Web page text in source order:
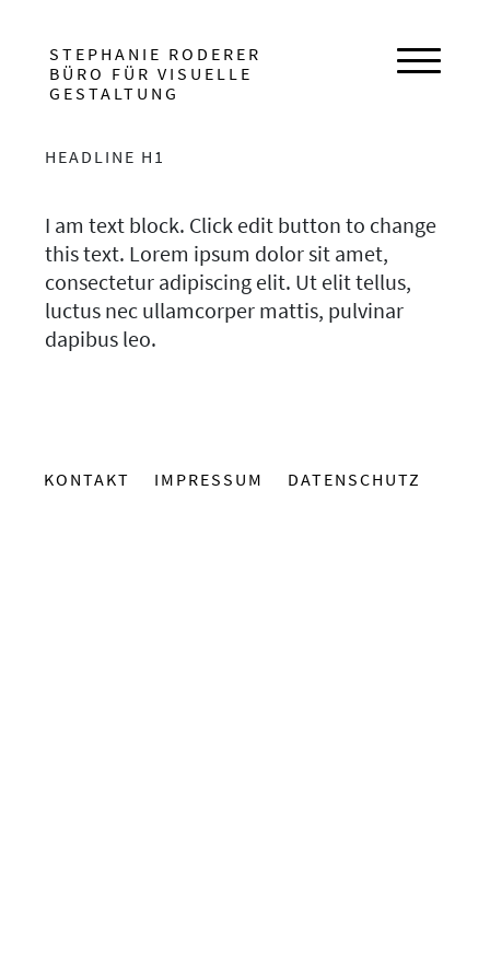
HAUPTNAVIGATION
STEPHANIE RODERER
BÜRO FÜR VISUELLE
GESTALTUNG
HEADLINE H1
I am text block. Click edit button to change
this text. Lorem ipsum dolor sit amet,
consectetur adipiscing elit. Ut elit tellus,
luctus nec ullamcorper mattis, pulvinar
dapibus leo.
KONTAKT IMPRESSUM DATENSCHUTZ